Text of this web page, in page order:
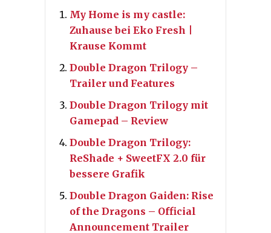
My Home is my castle:
Zuhause bei Eko Fresh |
Krause Kommt
Double Dragon Trilogy –
Trailer und Features
Double Dragon Trilogy mit
Gamepad – Review
Double Dragon Trilogy:
ReShade + SweetFX 2.0 für
bessere Grafik
Double Dragon Gaiden: Rise
of the Dragons – Official
Announcement Trailer